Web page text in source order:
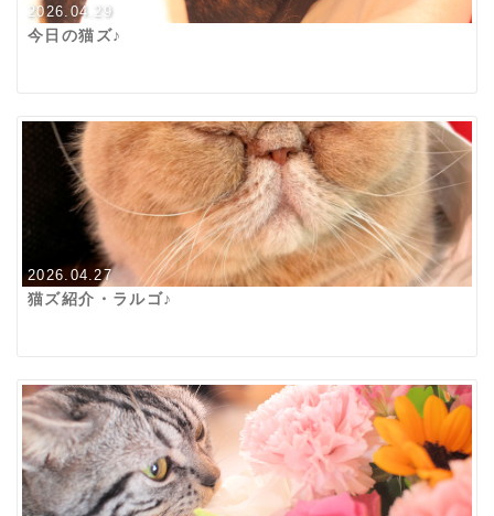
2026.04.29
今日の猫ズ♪
2026.04.27
猫ズ紹介・ラルゴ♪